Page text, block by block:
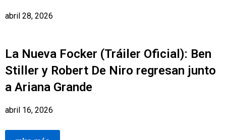
abril 28, 2026
La Nueva Focker (Tráiler Oficial): Ben
Stiller y Robert De Niro regresan junto
a Ariana Grande
abril 16, 2026